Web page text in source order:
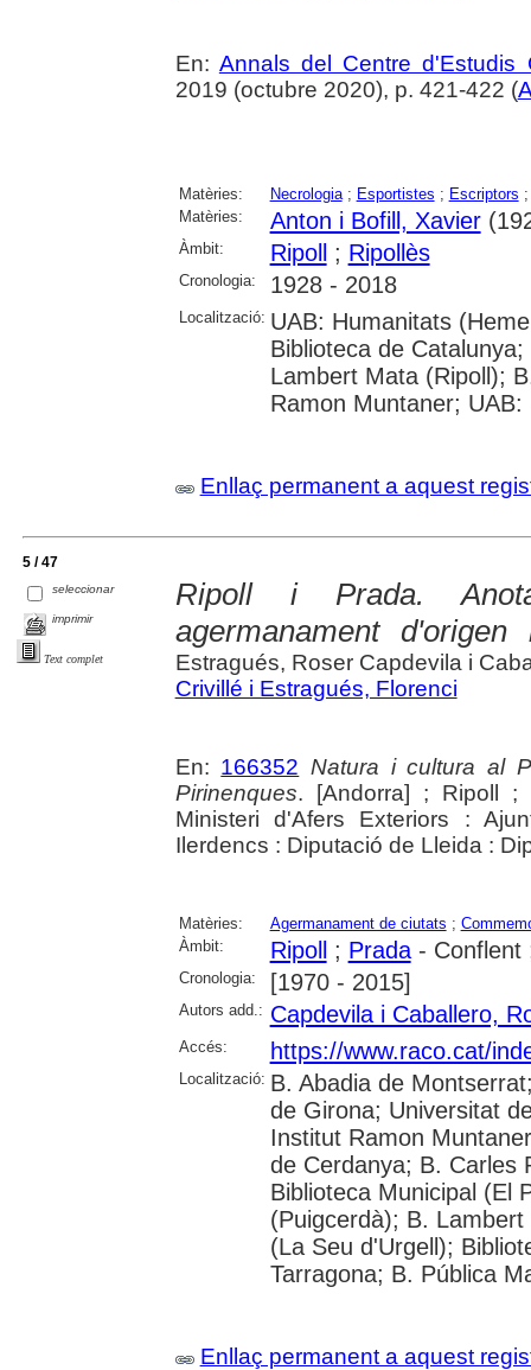
En: Annals del Centre d'Estudis
2019 (octubre 2020), p. 421-422 (
Matèries: Necrologia; Esportistes ; Escriptors ;
Matèries:
Anton i Bofill, Xavier
Àmbit: Ripoll ; Ripollès
Cronologia: 1928 - 2018
Localització: UAB: Humanitats
Biblioteca de
Lambert Mata (Ripoll);
Ramon Muntaner; UAB:
Enllaç permanent a aquest
5 / 47
seleccionar
imprimir
Text complet
Ripoll i Prada.
agermanament d'origen
Estragués, Roser Capdevila i
Crivillé i Estragués, Florenci
En: 166352 Natura i cultura al
Pirinenques. [Andorra] ; Ripoll ;
Ministeri d'Afers Exteriors :
Ilerdencs : Diputació de Lleida :
Matèries: Agermanament de ciutats ;
Àmbit:
Ripoll ; Prada-
Cronologia: [1970 - 2015]
Autors add.: Capdevila i Caballero,
Accés: https://www.raco.cat/
Localització: B. Abadia de
de Girona; Universitat
Institut Ramon
de Cerdanya; B. Carles
Biblioteca Municipal (El
(Puigcerdà); B.
(La Seu d'Urgell);
Tarragona; B. Pública
Enllaç permanent a aquest